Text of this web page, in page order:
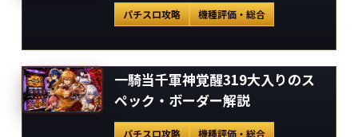
パチスロ攻略 機種評価・総合
一騎当千軍神覚醒319大入りのス
ペック・ボーダー解説
パチスロ攻略 機種評価・総合